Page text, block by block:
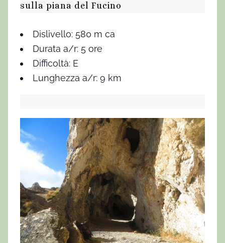
sulla piana del Fucino
Dislivello: 580 m ca
Durata a/r: 5 ore
Difficoltà: E
Lunghezza a/r: 9 km